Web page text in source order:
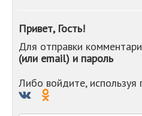
Привет, Гость!
Для отправки
(или email) и пароль
Либо войдите, используя